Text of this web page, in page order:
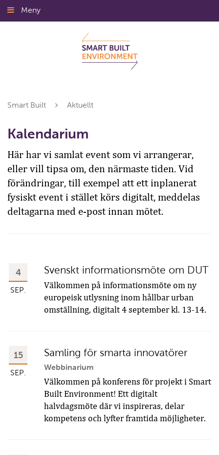
Gå
till
Meny
Smart Built Aktuellt
Kalendarium
Här har vi samlat event som vi arrangerar,
eller vill tipsa om, den närmaste tiden. Vid
förändringar, till exempel att ett inplanerat
fysiskt event i stället körs digitalt, meddelas
deltagarna med e-post innan mötet.
4
SEP.
Svenskt informationsmöte om DUT
Välkommen på informationsmöte om ny
europeisk utlysning inom hållbar urban
omställning, digitalt 4 september kl. 13-14.
15
SEP.
Samling för smarta innovatörer
Webbinarium
Välkommen på konferens för projekt i Smart
Built Environment! Ett digitalt
halvdagsmöte där vi inspireras, delar
kompetens och lyfter framtida möjligheter.